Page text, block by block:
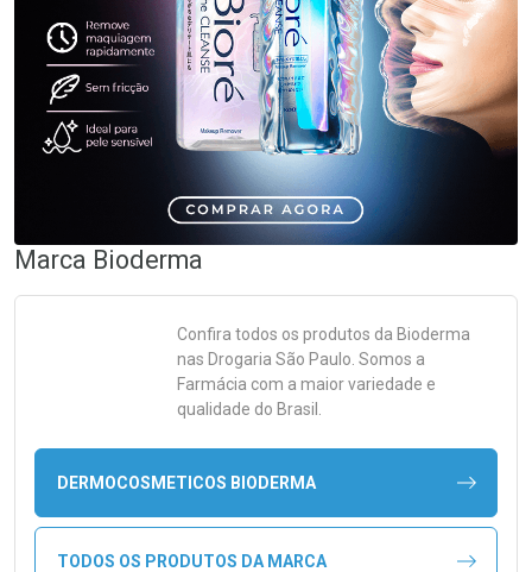
Marca Bioderma
Confira todos os produtos da Bioderma
nas Drogaria São Paulo. Somos a
Farmácia com a maior variedade e
qualidade do Brasil.
DERMOCOSMETICOS BIODERMA
TODOS OS PRODUTOS DA MARCA